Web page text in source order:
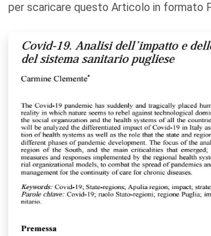
per scaricare questo Articolo in formato